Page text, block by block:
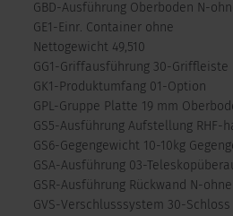
GBD-Ausführung Oberboden N-
GE1-Einr. Container ohne
Nettogewicht 49,510
GG1-Griffausführung 30-Griffleiste
GK1-Produktumfang 01-Option
GPL-Gruppe Platte 19 mm
GS5-Ausführung Aufstellung RHF-
GS6-Gegengewicht 10-10kg
GSA-Ausführung 03-
GSR-Ausführung Rückwand N-ohne
GVS-Verschlusssystem 30-